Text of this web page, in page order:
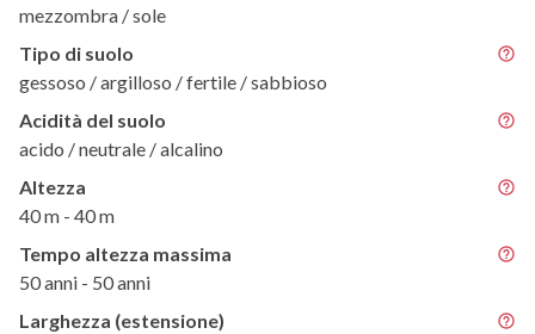
mezzombra / sole
Tipo di suolo
gessoso / argilloso / fertile / sabbioso
Acidità del suolo
acido / neutrale / alcalino
Altezza
40 m - 40 m
Tempo altezza massima
50 anni - 50 anni
Larghezza (estensione)